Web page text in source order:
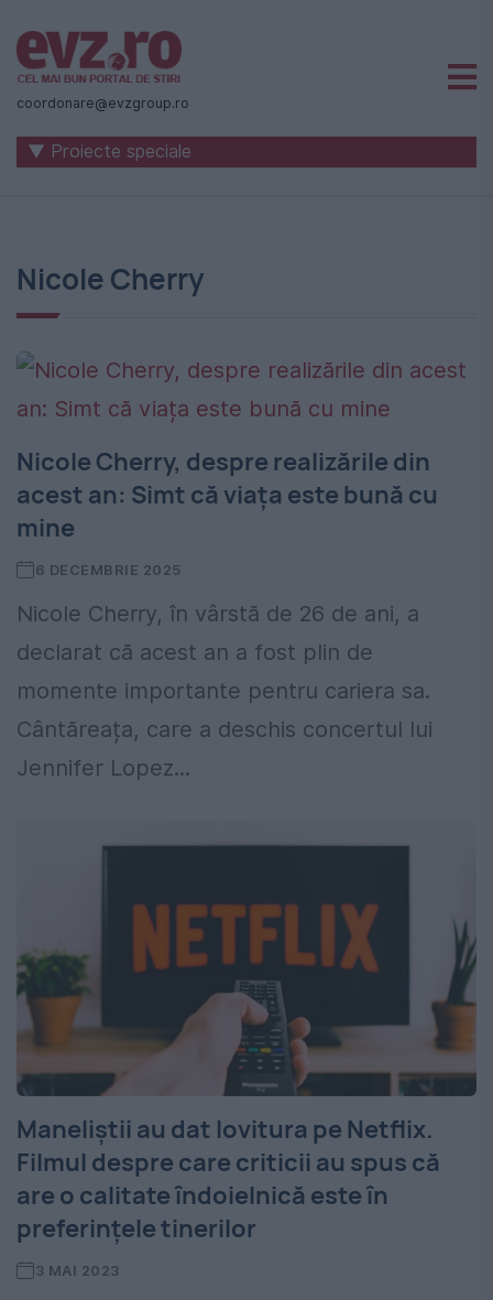
Știri
naționale
internaționale
-
Evenimentul
Zilei
coordonare@evzgroup.ro
▼ Proiecte speciale
Nicole Cherry
Nicole Cherry, despre realizările din
acest an: Simt că viața este bună cu
mine
6 DECEMBRIE 2025
Nicole Cherry, în vârstă de 26 de ani, a
declarat că acest an a fost plin de
momente importante pentru cariera sa.
Cântăreața, care a deschis concertul lui
Jennifer Lopez...
Maneliștii au dat lovitura pe Netflix.
Filmul despre care criticii au spus că
are o calitate îndoielnică este în
preferințele tinerilor
3 MAI 2023